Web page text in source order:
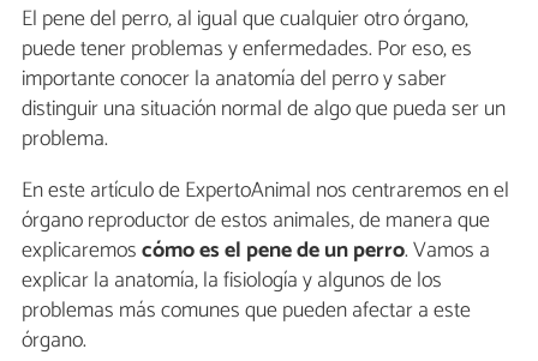
El pene del perro, al igual que cualquier otro órgano,
puede tener problemas y enfermedades. Por eso, es
importante conocer la anatomía del perro y saber
distinguir una situación normal de algo que pueda ser un
problema.
En este artículo de ExpertoAnimal nos centraremos en el
órgano reproductor de estos animales, de manera que
explicaremoscómo es el pene de un perro. Vamos a
explicar la anatomía, la fisiología y algunos de los
problemas más comunes que pueden afectar a este
órgano.